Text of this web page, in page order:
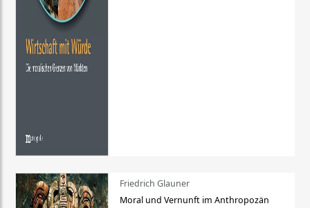
Friedrich Glauner
Moral und Vernunft im Anthropozän